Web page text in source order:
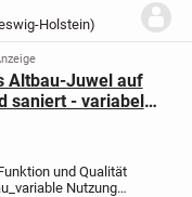
einem markanten
Holstein)
Altbau-Juwel auf
saniert - variabel
und Qualität
_variable Nutzung